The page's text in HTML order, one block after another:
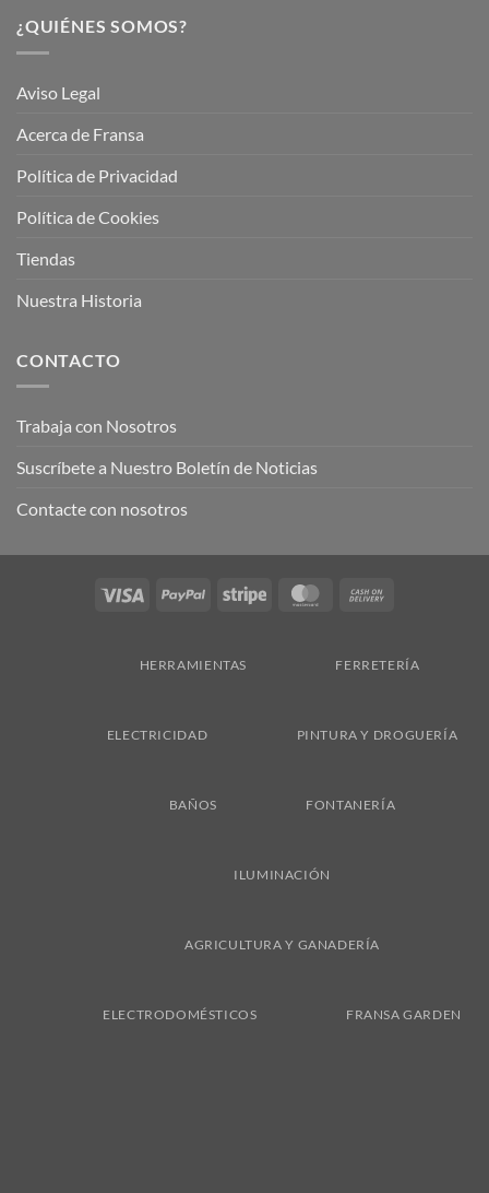
¿QUIÉNES SOMOS?
Aviso Legal
Acerca de Fransa
Política de Privacidad
Política de Cookies
Tiendas
Nuestra Historia
CONTACTO
Trabaja con Nosotros
Suscríbete a Nuestro Boletín de Noticias
Contacte con nosotros
Visa PayPal Stripe MasterCard
HERRAMIENTAS FERRETERÍA
ELECTRICIDAD PINTURA Y DROGUERÍA
BAÑOS FONTANERÍA
ILUMINACIÓN
AGRICULTURA Y GANADERÍA
ELECTRODOMÉSTICOS FRANSA GARDEN